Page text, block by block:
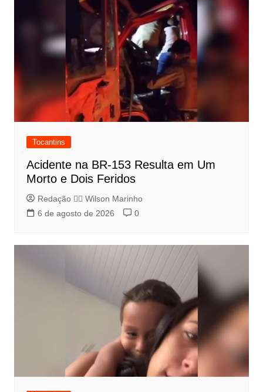
Tocantins
Acidente na BR-153 Resulta em Um
Morto e Dois Feridos
Redação 👨‍⚖️​ Wilson Marinho
6 de agosto de 2026
0